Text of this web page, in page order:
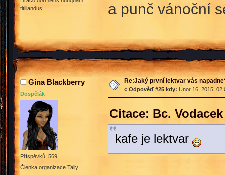
titillandus
a punč vánoční
Gina Blackberry
Dospělák
Příspěvků: 569
Členka organizace Tally
Re:Jaký první lektvar vás
« Odpověď #25 kdy: Únor 16, 2015,
Citace: Bc.
kafe je lektvar